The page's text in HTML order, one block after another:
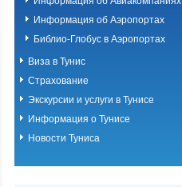
Информация об Аэропортах
Библио-Глобус в Аэропортах
Виза в Тунис
Страхование
Экскурсии и услуги в Тунисе
Информация о Тунисе
Новости Туниса